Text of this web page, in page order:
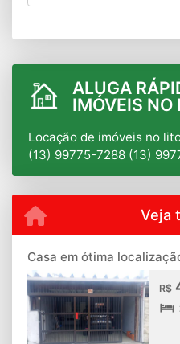
ALUGA
IMÓVEIS NO
Locação de imóveis no
(13) 99775-7288 (13)
Veja
Casa em ótima
R$